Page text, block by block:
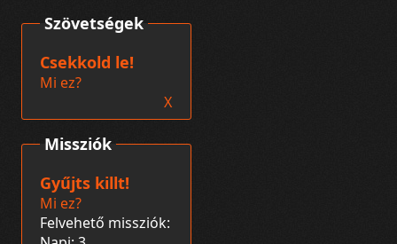
Missziók
Gyűjts killt!
Mi ez?
Felvehető missziók:
Szövetségek
Csekkold le!
Mi ez?
X